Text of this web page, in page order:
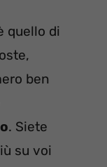
quello di
ben
. Siete
su voi